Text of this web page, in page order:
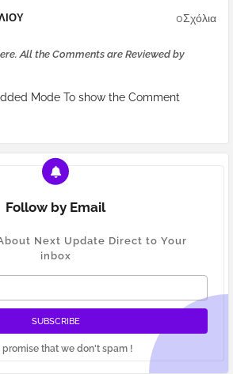
0Σχόλια
All the Comments are Reviewed by
Mode To show the Comment
Follow by Email
Next Update Direct to Your
inbox
promise that we don't spam !